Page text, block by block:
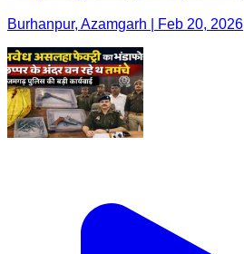
Burhanpur, Azamgarh | Feb 20, 2026